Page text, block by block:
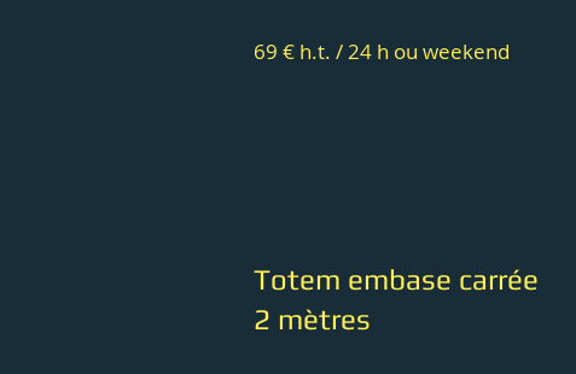
69 € h.t. / 24 h ou weekend
Totem embase carrée
2 mètres